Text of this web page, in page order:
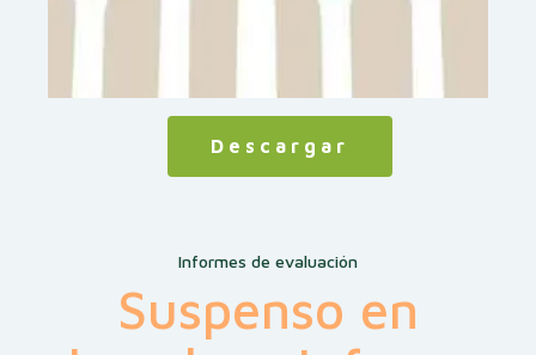
Descargar
Informes de evaluación
Suspenso en